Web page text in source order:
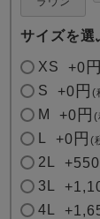
す
サイズを
XS +0
S +0
M +0
+0
2L +550
3L +
4L +